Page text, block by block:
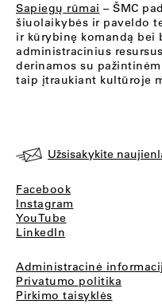
Sapiegų rūmai – ŠMC
šiuolaikybės ir paveldo
ir kūrybinę komandą bei
administracinius
derinamos su
taip įtraukiant kultūroje
Užsisakykite
Facebook
Instagram
YouTube
LinkedIn
Administracinė
Privatumo politika
Pirkimo taisyklės